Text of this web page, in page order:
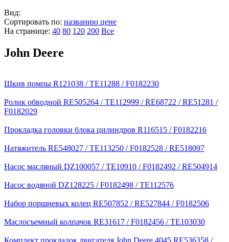
Вид:
Сортировать по: названию цене
На странице: 40 80 120 200 Все
John Deere
Шкив помпы R121038 / TE11288 / F0182230
Ролик обводной RE505264 / TE112999 / RE68722 / RE51281 /
F0182029
Прокладка головки блока цилиндров R116515 / F0182216
Натяжитель RE548027 / TE113250 / F0182528 / RE518097
Насос масляный DZ100057 / TE10910 / F0182492 / RE504914
Насос водяной DZ128225 / F0182498 / TE112576
Набор поршневых колец RE507852 / RE527844 / F0182506
Маслосъемный колпачок RE31617 / F0182456 / TE103030
Комплект прокладок двигателя John Deere 4045 RE536358 /